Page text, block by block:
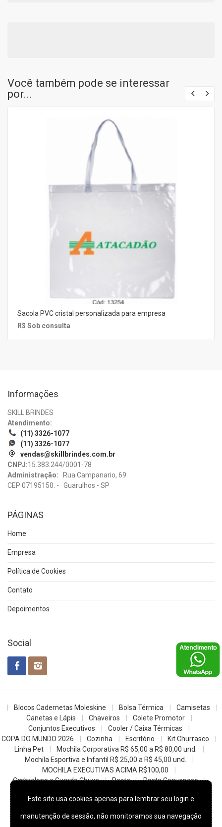
Você também pode se interessar
por...
Sacola PVC cristal personalizada para empresa
R$ Sob consulta
Informações
SKILL BRINDES
Atendimento:
(11) 3326-1077
(11) 3326-1077
vendas@skillbrindes.com.br
CNPJ:15.383.244/0001-78
Administração: Rua Campanario, 69.
CEP 07195150. - Guarulhos - SP
PÁGINAS
Home
Empresa
Política de Cookies
Contato
Depoimentos
Social
Blocos Cadernetas Moleskine Bolsa Térmica
Camisetas
Canetas e Lápis
Chaveiros
Colete Promotor
Conjuntos Executivos
Cooler / Caixa Térmicas
COPA DO MUNDO 2026
Cozinha Escritório
Kit Churrasco
Linha Pet
Mochila Corporativa R$ 65,00 a R$ 80,00 und.
Mochila Esportiva e Infantil R$ 25,00 a R$ 45,00 und.
MOCHILA EXECUTIVAS ACIMA R$100,00
Ombrelone e Guarda Chuva
Pasta
Pasta Convencao
z- Datas Comemorativas
© 2022Skill Brindes Promocionais -Todos os direitos reservados.
Este site usa cookies apenas para lembrar seu login e
manutenção de sessão, não monitoramos sua navegação